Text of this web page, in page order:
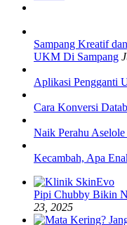
Sampang Kreatif
UKM Di Sampang
Aplikasi Pengganti
Cara Konversi
Naik Perahu
Kecambah, Apa
Pipi Chubby Bikin
23, 2025